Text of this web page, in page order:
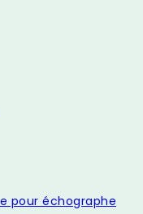
pour échographe